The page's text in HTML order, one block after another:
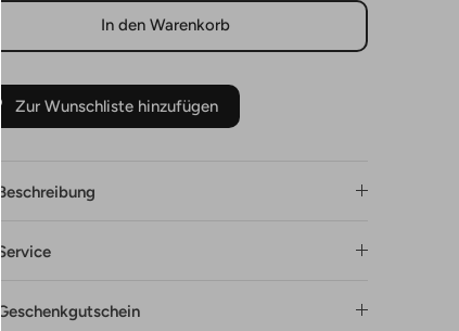
In den Warenkorb
Zur Wunschliste hinzufügen
Beschreibung
Service
Geschenkgutschein